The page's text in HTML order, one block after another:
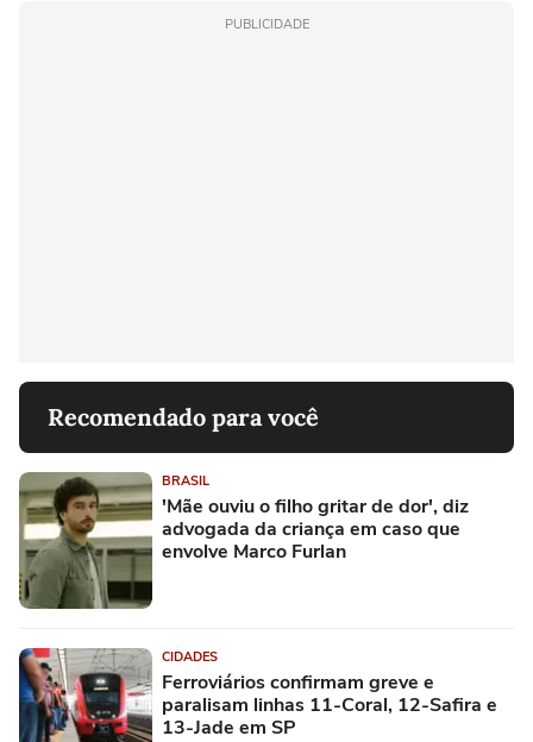
PUBLICIDADE
Recomendado para você
BRASIL
'Mãe ouviu o filho gritar de dor', diz
advogada da criança em caso que
envolve Marco Furlan
CIDADES
Ferroviários confirmam greve e
paralisam linhas 11-Coral, 12-Safira e
13-Jade em SP